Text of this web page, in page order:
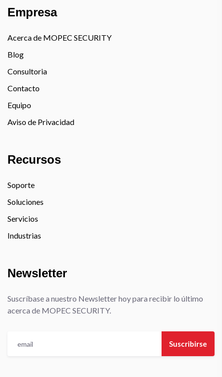
Empresa
Acerca de MOPEC SECURITY
Blog
Consultoria
Contacto
Equipo
Aviso de Privacidad
Recursos
Soporte
Soluciones
Servicios
Industrias
Newsletter
Suscríbase a nuestro Newsletter hoy para recibir lo último
acerca de MOPEC SECURITY.
Suscribirse